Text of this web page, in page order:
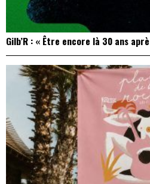
Gilb’R : « Être encore là 30 ans